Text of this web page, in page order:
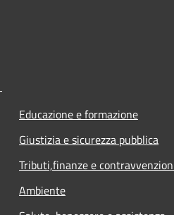
Educazione e formazione
Giustizia e sicurezza pubblica
Tributi,finanze e
Ambiente